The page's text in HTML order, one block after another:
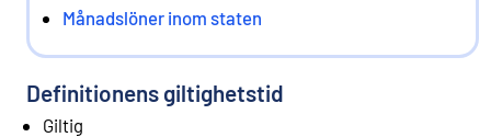
Månadslöner inom staten
Definitionens giltighetstid
Giltig